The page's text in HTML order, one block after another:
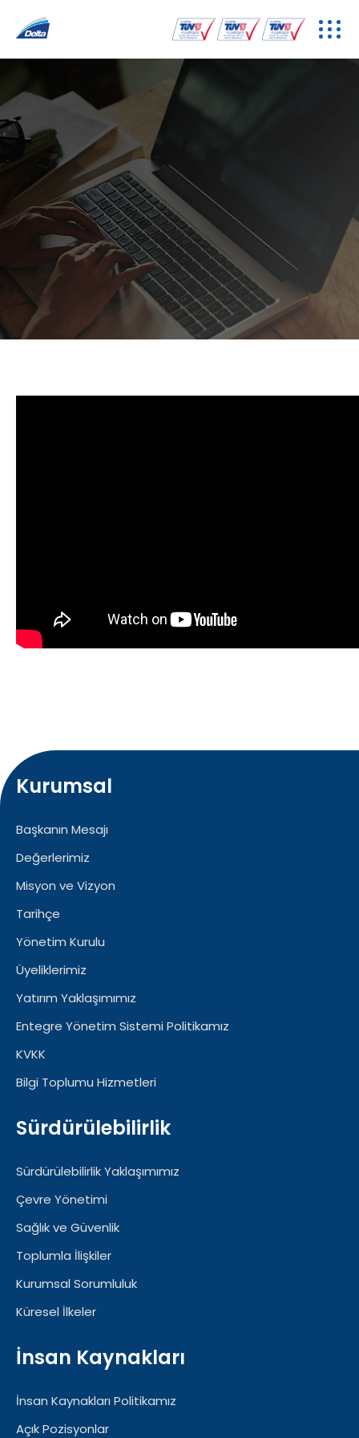
Kurumsal
Başkanın Mesajı
Değerlerimiz
Misyon ve Vizyon
Tarihçe
Yönetim Kurulu
Üyeliklerimiz
Yatırım Yaklaşımımız
Entegre Yönetim Sistemi Politikamız
KVKK
Bilgi Toplumu Hizmetleri
Sürdürülebilirlik
Sürdürülebilirlik Yaklaşımımız
Çevre Yönetimi
Sağlık ve Güvenlik
Toplumla İlişkiler
Kurumsal Sorumluluk
Küresel İlkeler
İnsan Kaynakları
İnsan Kaynakları Politikamız
Açık Pozisyonlar